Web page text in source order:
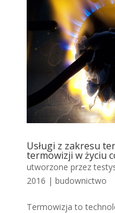
Usługi z zakresu
termowizji w życiu
utworzone przez
2016 | budownictwo
Termowizja to